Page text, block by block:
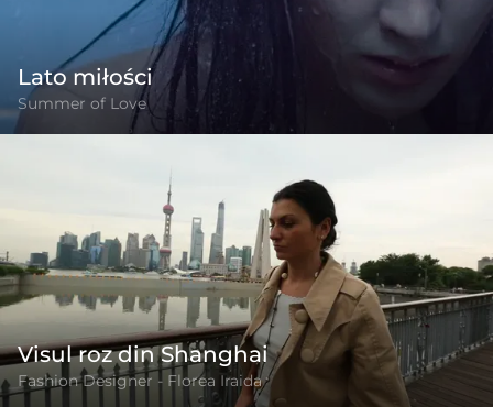
Lato miłości
Summer of Love
Visul roz din Shanghai
Fashion Designer - Florea Iraida